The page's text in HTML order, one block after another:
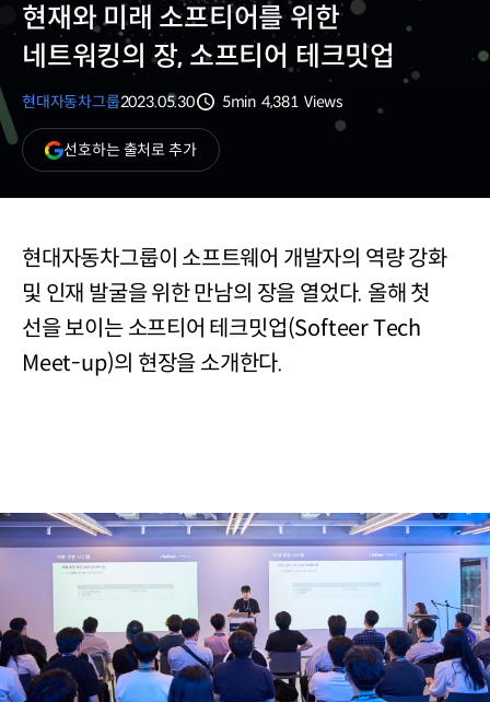
현재와 미래 소프티어를 위한
네트워킹의 장, 소프티어 테크밋업
현대자동차그룹2023.05.30
5min 4,381 Views
선호하는 출처로 추가(새
창
열림)
현대자동차그룹이 소프트웨어 개발자의 역량 강화
및 인재 발굴을 위한 만남의 장을 열었다. 올해 첫
선을 보이는 소프티어 테크밋업(Softeer Tech
Meet-up)의 현장을 소개한다.